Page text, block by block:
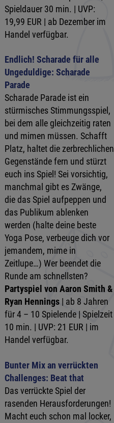
Spieldauer 30 min. | UVP:
19,99 EUR | ab Dezember im
Handel verfügbar.
Endlich! Scharade für alle
Ungeduldige: Scharade
Parade
Scharade Parade ist ein
stürmisches Stimmungsspiel,
bei dem alle gleichzeitig raten
und mimen müssen. Schafft
Platz, haltet die zerbrechlichen
Gegenstände fern und stürzt
euch ins Spiel! Sei vorsichtig,
manchmal gibt es Zwänge,
die das Spiel aufpeppen und
das Publikum ablenken
werden (halte deine beste
Yoga Pose, verbeuge dich vor
jemandem, mime in
Zeitlupe…) Wer beendet die
Runde am schnellsten?
Partyspiel von Aaron Smith &
Ryan Hennings| ab 8 Jahren
für 4 – 10 Spielende | Spielzeit
10 min. | UVP: 21 EUR | im
Handel verfügbar.
Bunter Mix an verrückten
Challenges: Beat that
Das verrückte Spiel der
rasenden Herausforderungen!
Macht euch schon mal locker,